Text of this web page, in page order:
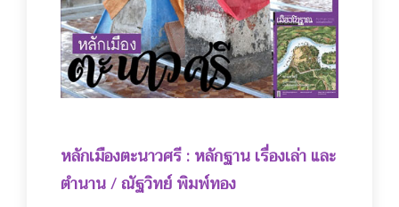
หลักเมืองตะนาวศรี : หลักฐาน เรื่องเล่า และ
ตำนาน / ณัฐวิทย์ พิมพ์ทอง